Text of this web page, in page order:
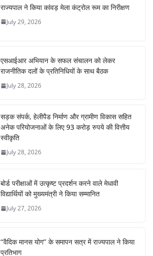
राज्यपाल ने किया कांवड़ मेला कंट्रोल रूम का निरीक्षण
July 29, 2026
एसआईआर अभियान के सफल संचालन को लेकर
राजनीतिक दलों के प्रतिनिधियों के साथ बैठक
July 28, 2026
सड़क संपर्क, हेलीपैड निर्माण और ग्रामीण विकास सहित
अनेक परियोजनाओं के लिए 93 करोड़ रुपये की वित्तीय
स्वीकृति
July 28, 2026
बोर्ड परीक्षाओं में उत्कृष्ट प्रदर्शन करने वाले मेधावी
विद्यार्थियों को मुख्यमंत्री ने किया सम्मानित
July 27, 2026
‘‘वैदिक मानस योग’’ के समापन सत्र में राज्यपाल ने किया
प्रतिभाग